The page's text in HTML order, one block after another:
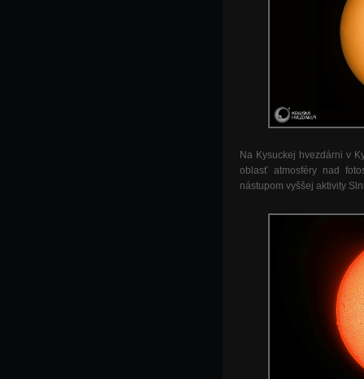
Na Kysuckej hvezdárni v
oblasť atmosféry nad
nástupom vyššej aktivity